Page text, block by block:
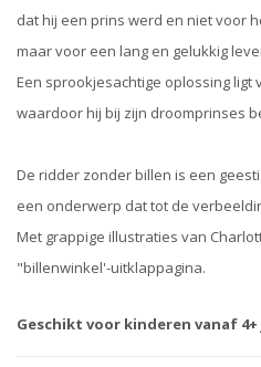
dat hij een prins werd en niet voor
maar voor een lang en gelukkig
Een sprookjesachtige oplossing ligt
waardoor hij bij zijn droomprinses
De ridder zonder billen is een
een onderwerp dat tot de
Met grappige illustraties van
"billenwinkel'-uitklappagina.
Geschikt voor kinderen vanaf 4+